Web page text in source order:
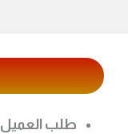
طلب العميل